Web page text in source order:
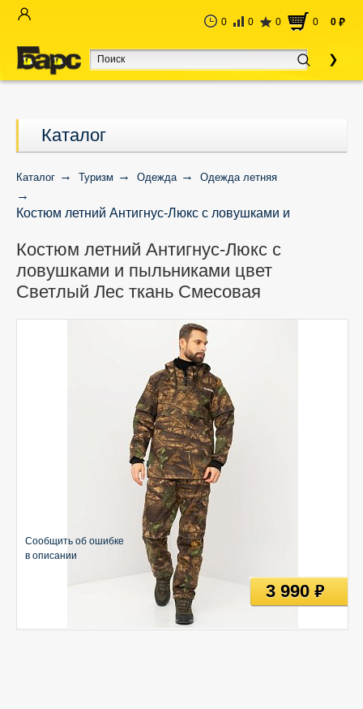
0 0 0 0 0 руб
Каталог
Каталог Туризм Одежда Одежда летняя
Костюм летний Антигнус-Люкс с ловушками и
Костюм летний Антигнус-Люкс с
ловушками и пыльниками цвет
Светлый Лес ткань Смесовая
Сообщить об ошибке
в описании
3 990руб